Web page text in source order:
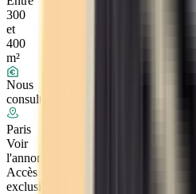
300
et
400
m²
Nous
consulter
Paris
Voir
l'annonce
Accès
exclusif